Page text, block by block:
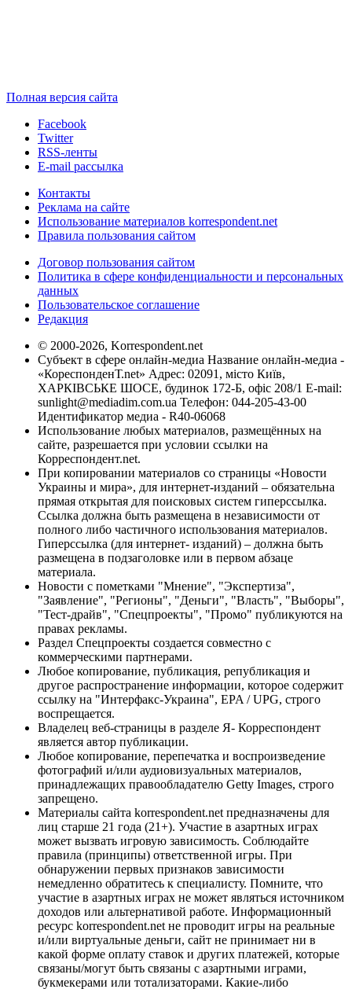
Полная версия сайта
Facebook
Twitter
RSS-ленты
E-mail рассылка
Контакты
Реклама на сайте
Использование материалов korrespondent.net
Правила пользования сайтом
Договор пользования сайтом
Политика в сфере конфиденциальности и персональных
данных
Пользовательское соглашение
Редакция
© 2000-2026, Korrespondent.net
Субъект в сфере онлайн-медиа Название онлайн-медиа -
«КореспонденТ.net» Адрес: 02091, місто Київ,
ХАРКІВСЬКЕ ШОСЕ, будинок 172-Б, офіс 208/1 E-mail:
sunlight@mediadim.com.ua Телефон: 044-205-43-00
Идентификатор медиа - R40-06068
Использование любых материалов, размещённых на
сайте, разрешается при условии ссылки на
Корреспондент.net.
При копировании материалов со страницы «Новости
Украины и мира», для интернет-изданий – обязательна
прямая открытая для поисковых систем гиперссылка.
Ссылка должна быть размещена в независимости от
полного либо частичного использования материалов.
Гиперссылка (для интернет- изданий) – должна быть
размещена в подзаголовке или в первом абзаце
материала.
Новости с пометками "Мнение", "Экспертиза",
"Заявление", "Регионы", "Деньги", "Власть", "Выборы",
"Тест-драйв", "Спецпроекты", "Промо" публикуются на
правах рекламы.
Раздел Спецпроекты создается совместно с
коммерческими партнерами.
Любое копирование, публикация, републикация и
другое распространение информации, которое содержит
ссылку на "Интерфакс-Украина", EPA / UPG, строго
воспрещается.
Владелец веб-страницы в разделе Я- Корреспондент
является автор публикации.
Любое копирование, перепечатка и воспроизведение
фотографий и/или аудиовизуальных материалов,
принадлежащих правообладателю Getty Images, строго
запрещено.
Материалы сайта korrespondent.net предназначены для
лиц старше 21 года (21+). Участие в азартных играх
может вызвать игровую зависимость. Соблюдайте
правила (принципы) ответственной игры. При
обнаружении первых признаков зависимости
немедленно обратитесь к специалисту. Помните, что
участие в азартных играх не может являться источником
доходов или альтернативой работе. Информационный
ресурс korrespondent.net не проводит игры на реальные
и/или виртуальные деньги, сайт не принимает ни в
какой форме оплату ставок и других платежей, которые
связаны/могут быть связаны с азартными играми,
букмекерами или тотализаторами. Какие-либо